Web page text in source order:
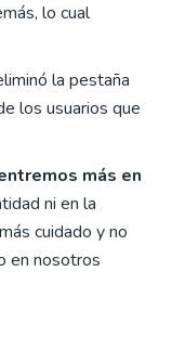
lo cual
la pestaña
los usuarios que
más en
ni en la
cuidado y no
en nosotros